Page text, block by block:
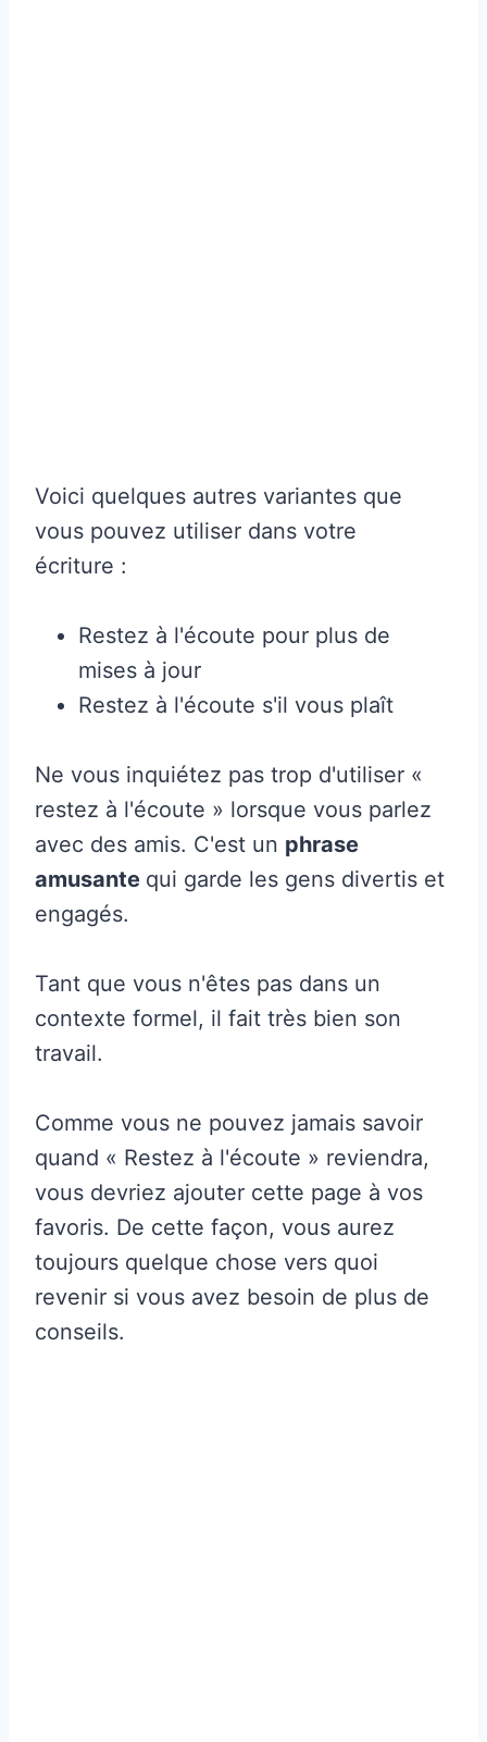
Voici quelques autres variantes que
vous pouvez utiliser dans votre
écriture :
Restez à l'écoute pour plus de
mises à jour
Restez à l'écoute s'il vous plaît
Ne vous inquiétez pas trop d'utiliser «
restez à l'écoute » lorsque vous parlez
avec des amis. C'est un phrase
amusante qui garde les gens divertis et
engagés.
Tant que vous n'êtes pas dans un
contexte formel, il fait très bien son
travail.
Comme vous ne pouvez jamais savoir
quand « Restez à l'écoute » reviendra,
vous devriez ajouter cette page à vos
favoris. De cette façon, vous aurez
toujours quelque chose vers quoi
revenir si vous avez besoin de plus de
conseils.